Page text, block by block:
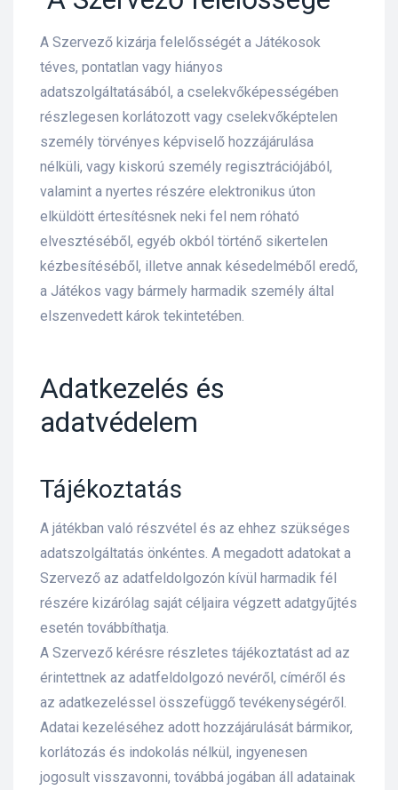
A Szervező kizárja felelősségét a Játékosok
téves, pontatlan vagy hiányos
adatszolgáltatásából, a cselekvőképességében
részlegesen korlátozott vagy cselekvőképtelen
személy törvényes képviselő hozzájárulása
nélküli, vagy kiskorú személy regisztrációjából,
valamint a nyertes részére elektronikus úton
elküldött értesítésnek neki fel nem róható
elvesztéséből, egyéb okból történő sikertelen
kézbesítéséből, illetve annak késedelméből eredő,
a Játékos vagy bármely harmadik személy által
elszenvedett károk tekintetében.
Adatkezelés és
adatvédelem
Tájékoztatás
A játékban való részvétel és az ehhez szükséges
adatszolgáltatás önkéntes. A megadott adatokat a
Szervező az adatfeldolgozón kívül harmadik fél
részére kizárólag saját céljaira végzett adatgyűjtés
esetén továbbíthatja.
A Szervező kérésre részletes tájékoztatást ad az
érintettnek az adatfeldolgozó nevéről, címéről és
az adatkezeléssel összefüggő tevékenységéről.
Adatai kezeléséhez adott hozzájárulását bármikor,
korlátozás és indokolás nélkül, ingyenesen
jogosult visszavonni, továbbá jogában áll adatainak